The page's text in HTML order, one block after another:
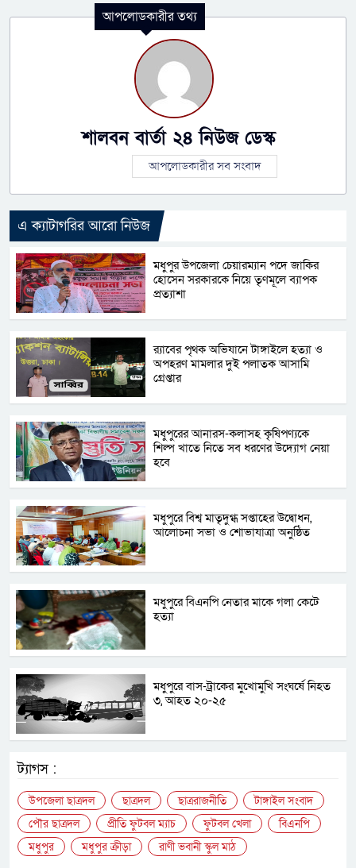
আপলোডকারীর তথ্য
শালবন বার্তা ২৪ নিউজ ডেস্ক
আপলোডকারীর সব সংবাদ
এ ক্যাটাগরির আরো নিউজ
মধুপুর উপজেলা চেয়ারম্যান পদে জাকির
হোসেন সরকারকে নিয়ে তৃণমূলে ব্যাপক
প্রত্যাশা
র‌্যাবের পৃথক অভিযানে টাঙ্গাইলে হত্যা ও
অপহরণ মামলার দুই পলাতক আসামি
গ্রেপ্তার
মধুপুরের আনারস-কলাসহ কৃষিপণ্যকে
শিল্প খাতে নিতে সব ধরণের উদ্যোগ নেয়া
হবে
মধুপুরে বিশ্ব মাতৃদুগ্ধ সপ্তাহের উদ্বোধন,
আলোচনা সভা ও শোভাযাত্রা অনুষ্ঠিত
মধুপুরে বিএনপি নেতার মাকে গলা কেটে
হত্যা
মধুপুরে বাস-ট্রাকের মুখোমুখি সংঘর্ষে নিহত
৩, আহত ২০-২৫
ট্যাগস :
উপজেলা ছাত্রদল ছাত্রদল ছাত্ররাজনীতি
টাঙ্গাইল সংবাদ
পৌর ছাত্রদল
প্রীতি ফুটবল ম্যাচ ফুটবল খেলা
বিএনপি
মধুপুর
মধুপুর ক্রীড়া রাণী ভবানী স্কুল মাঠ